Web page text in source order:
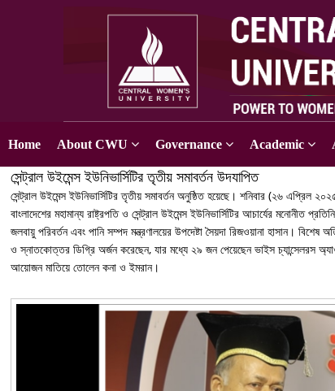
Home About CWU Governance Academic
সেন্ট্রাল উইমেন্স ইউনিভার্সিটির তৃতীয় সমাবর্তন উদযাপিত
সেন্ট্রাল উইমেন্স ইউনিভার্সিটির তৃতীয় সমাবর্তন অনুষ্ঠিত হয়েছে। শনিবার (২৬ এপ্রিল
বাংলাদেশের মহামান্য রাষ্ট্রপতি ও সেন্ট্রাল উইমেন্স ইউনিভার্সিটির আচার্যের মনোনীত
জলবায়ু পরিবর্তন এবং পানি সম্পদ মন্ত্রণালয়ের উপদেষ্টা সৈয়দা রিজওয়ানা হাসান।
ও স্নাতকোত্তর ডিগ্রি অর্জন করেছেন, যার মধ্যে ২৯ জন পেয়েছেন ভাইস চ্যান্সেলরস
আয়োজন মাতিয়ে তোলেন কনা ও ইমরান।